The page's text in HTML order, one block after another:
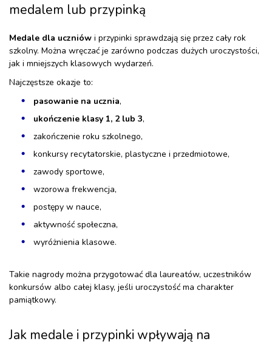
medalem lub przypinką
Medale dla uczniów i przypinki sprawdzają się przez cały rok
szkolny. Można wręczać je zarówno podczas dużych uroczystości,
jak i mniejszych klasowych wydarzeń.
Najczęstsze okazje to:
pasowanie na ucznia,
ukończenie klasy 1, 2 lub 3,
zakończenie roku szkolnego,
konkursy recytatorskie, plastyczne i przedmiotowe,
zawody sportowe,
wzorowa frekwencja,
postępy w nauce,
aktywność społeczna,
wyróżnienia klasowe.
Takie nagrody można przygotować dla laureatów, uczestników
konkursów albo całej klasy, jeśli uroczystość ma charakter
pamiątkowy.
Jak medale i przypinki wpływają na